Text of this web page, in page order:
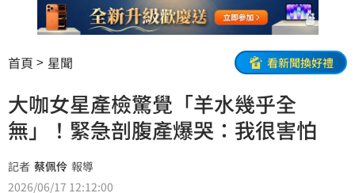
首頁 星聞 看新聞換好禮
大咖女星產檢驚覺「羊水幾乎全
無」！緊急剖腹產爆哭：我很害怕
記者 蔡佩伶 報導
2026/06/17 12:12:00